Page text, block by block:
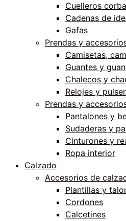
Cuelleros
Cadenas de
Gafas
Prendas y
Camisetas,
Guantes y
Chalecos y
Relojes y
Prendas y
Pantalones y
Sudaderas y
Cinturones y
Ropa interior
Calzado
Accesorios de
Plantillas y
Cordones
Calcetines